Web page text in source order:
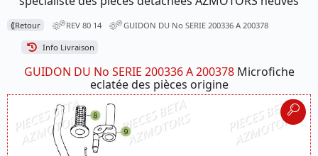
⟪Retour REV 80 14 GUIDON DU No SERIE 200336 A 200378
Info Livraison
GUIDON DU No SERIE 200336 A 200378Microfiche
eclatée des pièces origine